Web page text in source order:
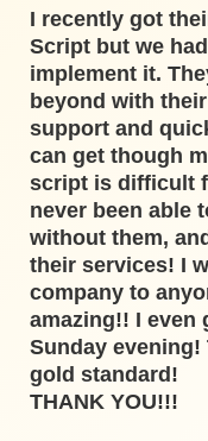
I recently got
Script but we
implement it.
beyond with
support and
can get though
script is difficult
never been able
without them,
their services! I
company to
amazing!! I even
Sunday
gold standard!
THANK YOU!!!